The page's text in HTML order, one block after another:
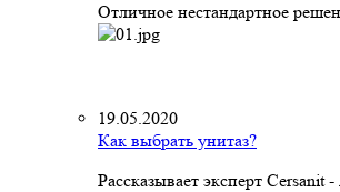
Отличное нестандартное
19.05.2020
Как выбрать унитаз?
Рассказывает эксперт